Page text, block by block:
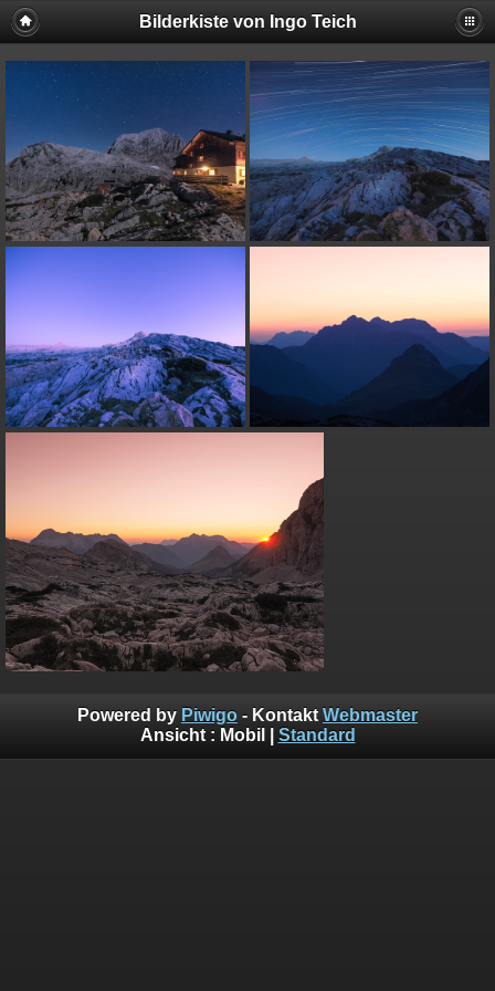
Bilderkiste von Ingo Teich
Powered by Piwigo - Kontakt Webmaster
Ansicht : Mobil Standard